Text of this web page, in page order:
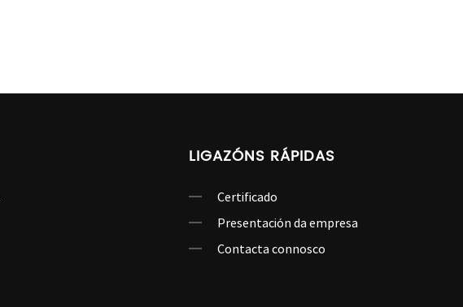
LIGAZÓNS RÁPIDAS
Certificado
Presentación da empresa
Contacta connosco